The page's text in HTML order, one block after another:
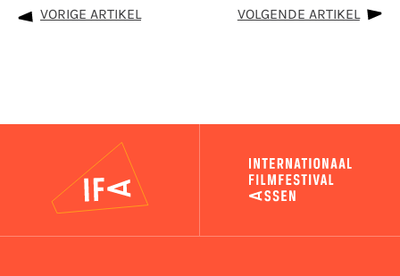
VORIGE ARTIKEL VOLGENDE ARTIKEL